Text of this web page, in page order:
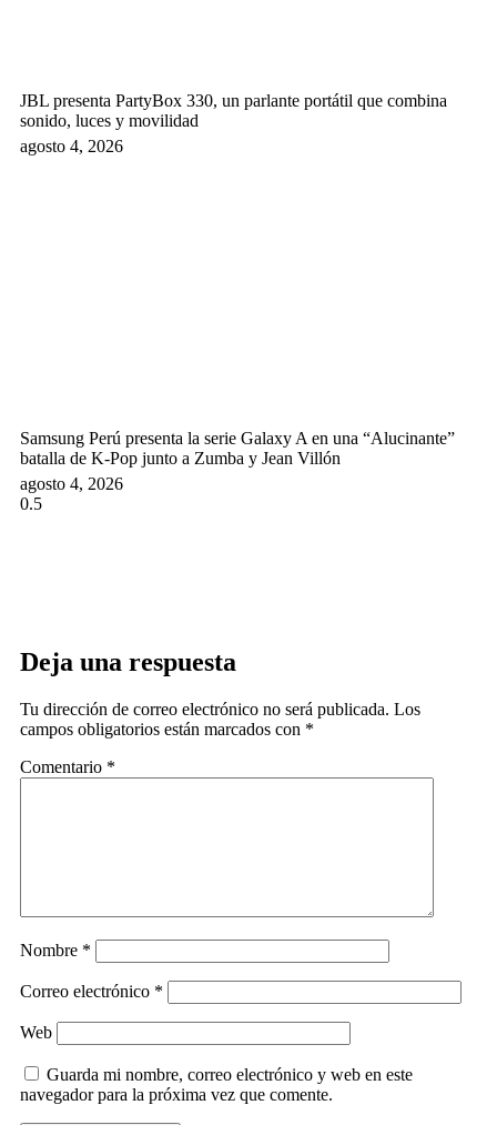
JBL presenta PartyBox 330, un parlante portátil que combina
sonido, luces y movilidad
agosto 4, 2026
Samsung Perú presenta la serie Galaxy A en una “Alucinante”
batalla de K-Pop junto a Zumba y Jean Villón
agosto 4, 2026
Deja una respuesta
Tu dirección de correo electrónico no será publicada. Los
campos obligatorios están marcados con *
Comentario *
Nombre *
Correo electrónico *
Web
Guarda mi nombre, correo electrónico y web en este
navegador para la próxima vez que comente.